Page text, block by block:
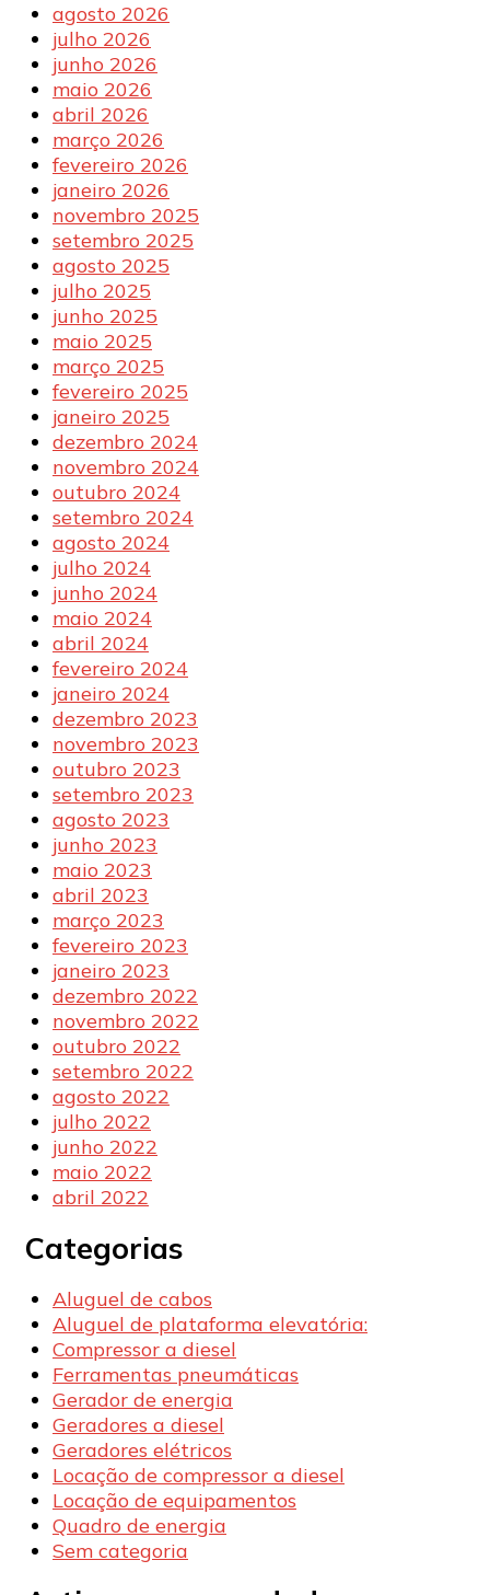
agosto 2026
julho 2026
junho 2026
maio 2026
abril 2026
março 2026
fevereiro 2026
janeiro 2026
novembro 2025
setembro 2025
agosto 2025
julho 2025
junho 2025
maio 2025
março 2025
fevereiro 2025
janeiro 2025
dezembro 2024
novembro 2024
outubro 2024
setembro 2024
agosto 2024
julho 2024
junho 2024
maio 2024
abril 2024
fevereiro 2024
janeiro 2024
dezembro 2023
novembro 2023
outubro 2023
setembro 2023
agosto 2023
junho 2023
maio 2023
abril 2023
março 2023
fevereiro 2023
janeiro 2023
dezembro 2022
novembro 2022
outubro 2022
setembro 2022
agosto 2022
julho 2022
junho 2022
maio 2022
abril 2022
Categorias
Aluguel de cabos
Aluguel de plataforma elevatória:
Compressor a diesel
Ferramentas pneumáticas
Gerador de energia
Geradores a diesel
Geradores elétricos
Locação de compressor a diesel
Locação de equipamentos
Quadro de energia
Sem categoria